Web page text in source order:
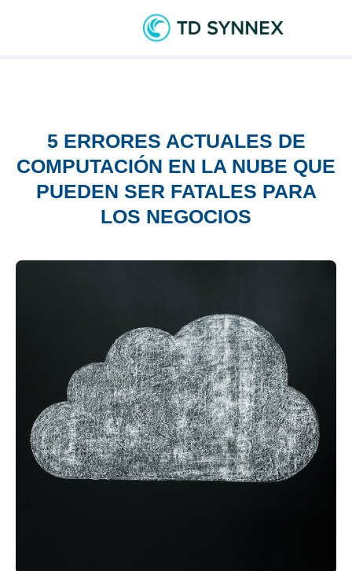
5 ERRORES ACTUALES DE
COMPUTACIÓN EN LA NUBE QUE
PUEDEN SER FATALES PARA
LOS NEGOCIOS